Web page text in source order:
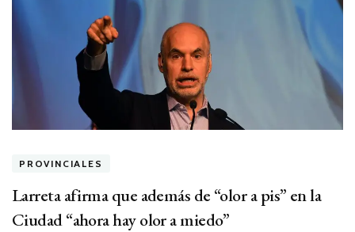
PROVINCIALES
Larreta afirma que además de “olor a pis” en la
Ciudad “ahora hay olor a miedo”